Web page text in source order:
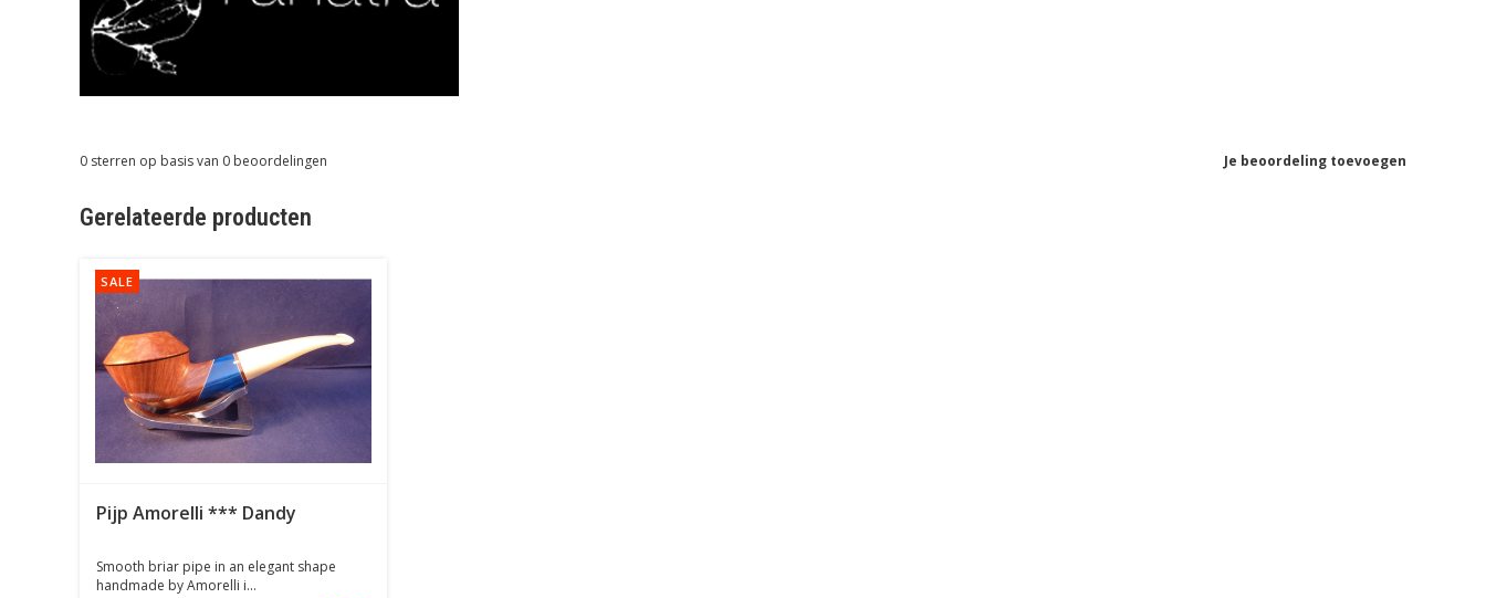
Je beoordeling toevoegen
0 sterren op basis van 0 beoordelingen
Gerelateerde producten
SALE
Pijp Amorelli *** Dandy
Smooth briar pipe in an elegant shape
handmade by Amorelli i...